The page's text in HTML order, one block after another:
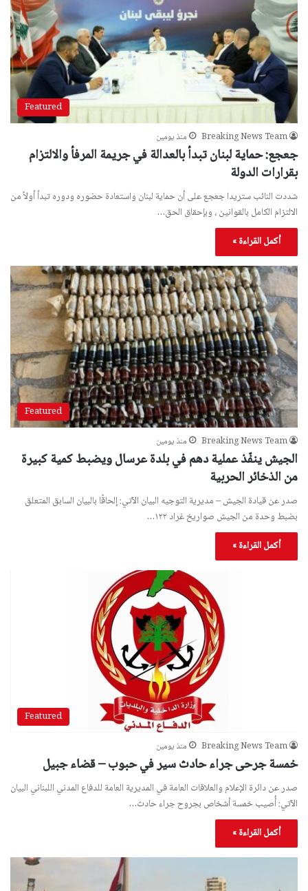
Featured
Breaking News Team منذ يومين
جعجع: حماية لبنان تبدأ بالعدالة في جريمة المرفأ والالتزام
بقرارات الدولة
شددت النائب ستريدا جعجع على أن حماية لبنان واستعادة حضوره ودوره تبدأ أولاً من
الالتزام الكامل بالقوانين ، وبإحقاق الحق…
أكمل القراءة »
Featured
Breaking News Team منذ يومين
الجيش ينفّذ عملية دهم في بلدة عرسال ويضبط كمية كبيرة
من الذخائر الحربية
صدر عن قيادة الجيش – مديرية التوجيه البيان الآتي: إلحاقًا بالبيان السابق المتعلق
بضبط وحدة من الجيش صواريخ غراد ١٢٢…
أكمل القراءة »
Featured
Breaking News Team منذ يومين
خمسة جرحى جراء حادث سير في حبوب – قضاء جبيل
صدر عن دائرة الإعلام والعلاقات العامة في المديرية العامة للدفاع المدني اللبناني البيان
الآتي: أُصيب خمسة أشخاص بجروح جراء حادث…
أكمل القراءة »